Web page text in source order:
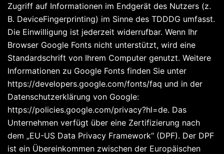
Zugriff auf Informationen im Endgerät des Nutzers (z.
B. DeviceFingerprinting) im Sinne des TDDDG umfasst.
Die Einwilligung ist jederzeit widerrufbar. Wenn Ihr
Browser Google Fonts nicht unterstützt, wird eine
Standardschrift von Ihrem Computer genutzt. Weitere
Informationen zu Google Fonts finden Sie unter
https://developers.google.com/fonts/faq und in der
Datenschutzerklärung von Google:
https://policies.google.com/privacy?hl=de. Das
Unternehmen verfügt über eine Zertifizierung nach
dem „EU-US Data Privacy Framework“ (DPF). Der DPF
ist ein Übereinkommen zwischen der Europäischen